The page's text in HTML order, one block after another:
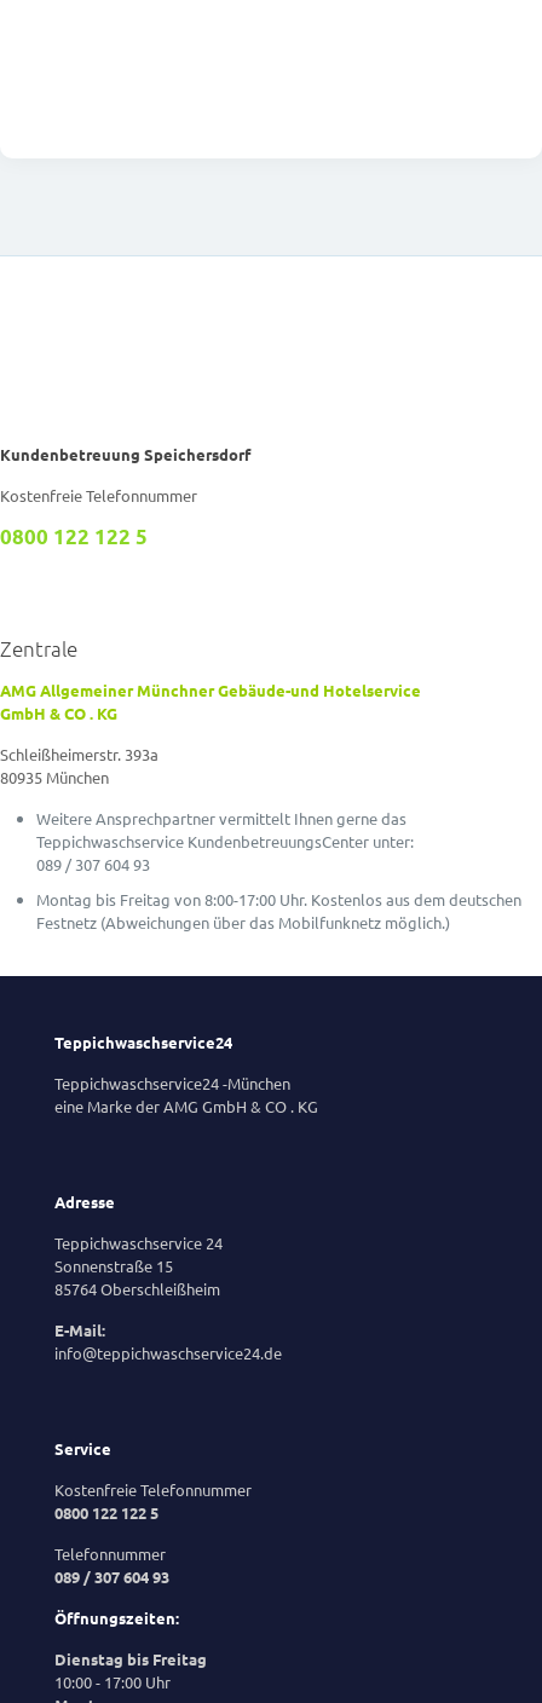
Kundenbetreuung Speichersdorf
Kostenfreie Telefonnummer
0800 122 122 5
Zentrale
AMG Allgemeiner Münchner Gebäude-und Hotelservice
GmbH & CO . KG
Schleißheimerstr. 393a
80935 München
Weitere Ansprechpartner vermittelt Ihnen gerne das
Teppichwaschservice KundenbetreuungsCenter unter:
089 / 307 604 93
Montag bis Freitag von 8:00-17:00 Uhr. Kostenlos aus dem deutschen
Festnetz (Abweichungen über das Mobilfunknetz möglich.)
Teppichwaschservice24
Teppichwaschservice24 -München
eine Marke der AMG GmbH & CO . KG
Adresse
Teppichwaschservice 24
Sonnenstraße 15
85764 Oberschleißheim
E-Mail:
info@teppichwaschservice24.de
Service
Kostenfreie Telefonnummer
0800 122 122 5
Telefonnummer
089 / 307 604 93
Öffnungszeiten:
Dienstag bis Freitag
10:00 - 17:00 Uhr